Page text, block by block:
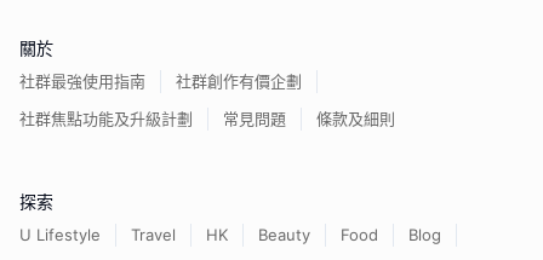
關於
社群最強使用指南
社群創作有價企劃
社群焦點功能及升級計劃
常見問題 條款及細則
探索
U Lifestyle Travel HK Beauty Food
Blog